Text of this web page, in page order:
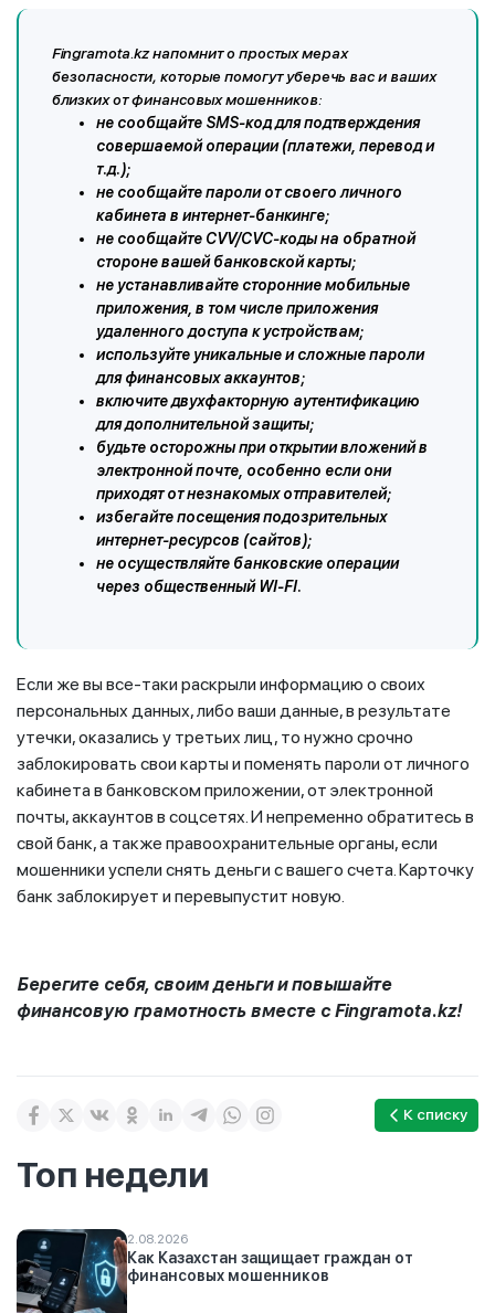
Fingramota.kz напомнит о простых мерах
безопасности, которые помогут уберечь вас и ваших
близких от финансовых мошенников:
не сообщайте SMS-код для подтверждения
совершаемой операции (платежи, перевод и
т.д.);
не сообщайте пароли от своего личного
кабинета в интернет-банкинге;
не сообщайте CVV/CVC-коды на обратной
стороне вашей банковской карты;
не устанавливайте сторонние мобильные
приложения, в том числе приложения
удаленного доступа к устройствам;
используйте уникальные и сложные пароли
для финансовых аккаунтов;
включите двухфакторную аутентификацию
для дополнительной защиты;
будьте осторожны при открытии вложений в
электронной почте, особенно если они
приходят от незнакомых отправителей;
избегайте посещения подозрительных
интернет-ресурсов (сайтов);
не осуществляйте банковские операции
через общественный WI-FI.
Если же вы все-таки раскрыли информацию о своих
персональных данных, либо ваши данные, в результате
утечки, оказались у третьих лиц, то нужно срочно
заблокировать свои карты и поменять пароли от личного
кабинета в банковском приложении, от электронной
почты, аккаунтов в соцсетях. И непременно обратитесь в
свой банк, а также правоохранительные органы, если
мошенники успели снять деньги с вашего счета. Карточку
банк заблокирует и перевыпустит новую.
Берегите себя, своим деньги и повышайте
финансовую грамотность вместе с Fingramota.kz!
К списку
Топ недели
2.08.2026
Как Казахстан защищает граждан от
финансовых мошенников